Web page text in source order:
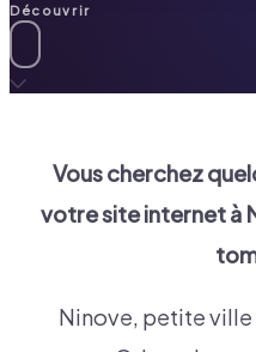
Découvrir
Vous cherchez
votre site internet à
Ninove, petite